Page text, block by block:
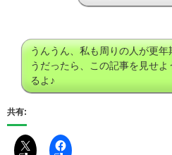
うんうん、私も周りの人が更年
うだったら、この記事を見せよ
るよ♪
共有: